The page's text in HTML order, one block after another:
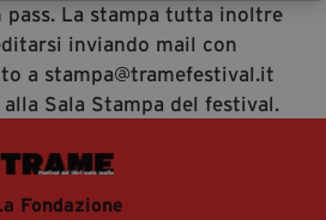
La stampa tutta inoltre
inviando mail con
a stampa@tramefestival.it
Sala Stampa del festival.
Fondazione